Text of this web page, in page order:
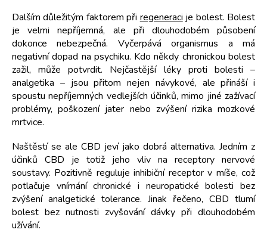
Dalším důležitým faktorem při regeneraci je bolest. Bolest
je velmi nepříjemná, ale při dlouhodobém působení
dokonce nebezpečná. Vyčerpává organismus a má
negativní dopad na psychiku. Kdo někdy chronickou bolest
zažil, může potvrdit. Nejčastější léky proti bolesti –
analgetika – jsou přitom nejen návykové, ale přináší i
spoustu nepříjemných vedlejších účinků, mimo jiné zažívací
problémy, poškození jater nebo zvýšení rizika mozkové
mrtvice.
Naštěstí se ale CBD jeví jako dobrá alternativa. Jedním z
účinků CBD je totiž jeho vliv na receptory nervové
soustavy. Pozitivně reguluje inhibiční receptor v míše, což
potlačuje vnímání chronické i neuropatické bolesti bez
zvýšení analgetické tolerance. Jinak řečeno, CBD tlumí
bolest bez nutnosti zvyšování dávky při dlouhodobém
užívání.